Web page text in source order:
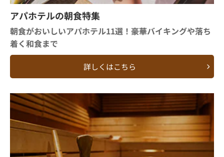
アパホテルの朝食特集
朝食がおいしいアパホテル11選！豪華バイキングや落ち
着く和食まで
詳しくはこちら